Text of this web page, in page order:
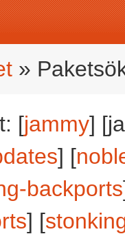
»
[jammy]
] [
backports
] [